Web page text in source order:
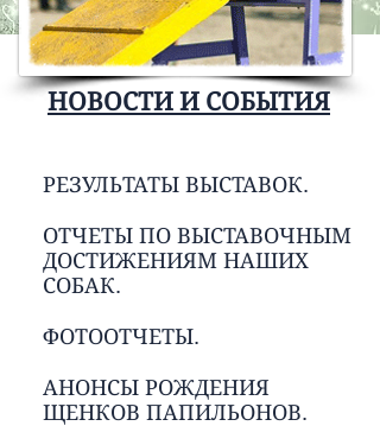
НОВОСТИ И СОБЫТИЯ
РЕЗУЛЬТАТЫ ВЫСТАВОК.
ОТЧЕТЫ ПО ВЫСТАВОЧНЫМ
ДОСТИЖЕНИЯМ НАШИХ
СОБАК.
ФОТООТЧЕТЫ.
АНОНСЫ РОЖДЕНИЯ
ЩЕНКОВ ПАПИЛЬОНОВ.